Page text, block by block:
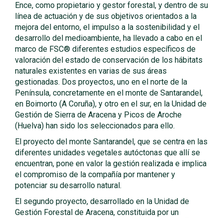
Ence, como propietario y gestor forestal, y dentro de su
línea de actuación y de sus objetivos orientados a la
mejora del entorno, el impulso a la sostenibilidad y el
desarrollo del medioambiente, ha llevado a cabo en el
marco de FSC® diferentes estudios específicos de
valoración del estado de conservación de los hábitats
naturales existentes en varias de sus áreas
gestionadas. Dos proyectos, uno en el norte de la
Península, concretamente en el monte de Santarandel,
en Boimorto (A Coruña), y otro en el sur, en la Unidad de
Gestión de Sierra de Aracena y Picos de Aroche
(Huelva) han sido los seleccionados para ello.
El proyecto del monte Santarandel, que se centra en las
diferentes unidades vegetales autóctonas que allí se
encuentran, pone en valor la gestión realizada e implica
el compromiso de la compañía por mantener y
potenciar su desarrollo natural.
El segundo proyecto, desarrollado en la Unidad de
Gestión Forestal de Aracena, constituida por un